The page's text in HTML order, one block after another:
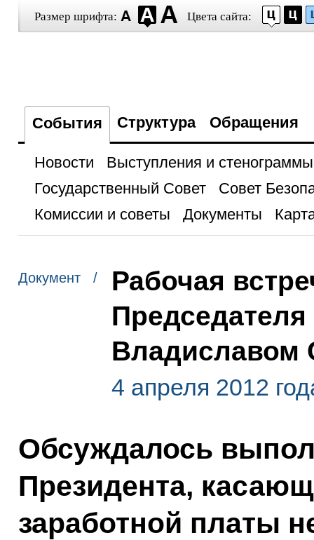
Размер шрифта: Цвета сайта:
События Структура Обращения
Новости
Выступления и стенограммы
Государственный Совет
Совет
Комиссии и советы
Документы
Документ /
Рабочая
Владиславом
4 апреля 2012
Обсуждалось
Президента,
заработной платы